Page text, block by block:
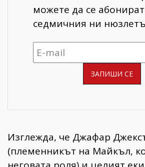
можете да се
седмичния ни
​Изглежда, че Джафар
(племенникът на Майкъл,